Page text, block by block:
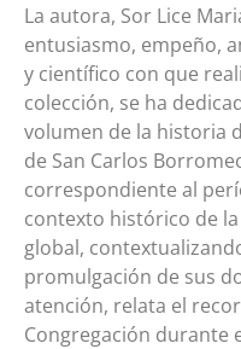
La autora, Sor Lice
entusiasmo, empeño,
y científico con que
colección, se ha
volumen de la historia
de San Carlos
correspondiente al
contexto histórico de
global,
promulgación de sus
atención, relata el
Congregación durante